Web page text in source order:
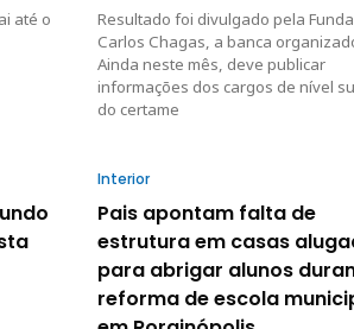
até o
Resultado foi divulgado pela
Carlos Chagas, a banca
Ainda neste mês, deve publicar
informações dos cargos de nível
do certame
Interior
Pais apontam falta de
estrutura em casas
para abrigar alunos
reforma de escola